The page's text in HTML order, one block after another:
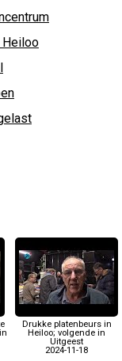
Heiloo
Drukke platenbeurs in
Heiloo; volgende in
Uitgeest
2024-11-18